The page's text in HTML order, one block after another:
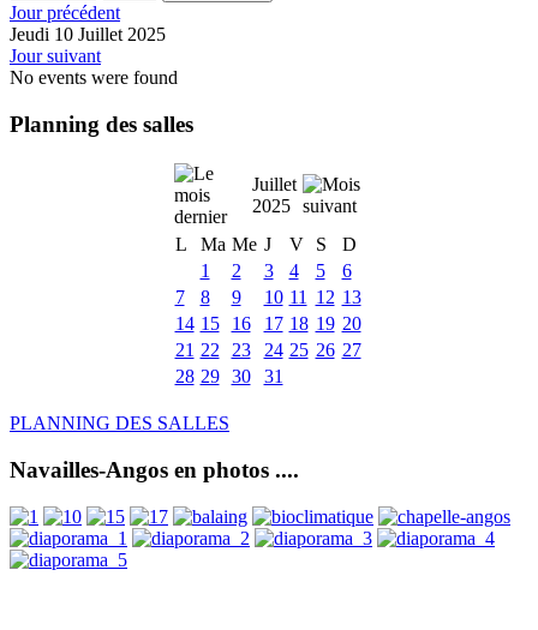
Jour précédent
Jeudi 10 Juillet 2025
Jour suivant
No events were found
Planning des salles
Juillet
2025
L
Ma Me J V S
D
1
2 3 4 5
6
7
8 9 10 11 12 13
14 15 16 17 18 19 20
21 22 23 24 25 26 27
28 29 30 31
PLANNING DES SALLES
Navailles-Angos en photos ....